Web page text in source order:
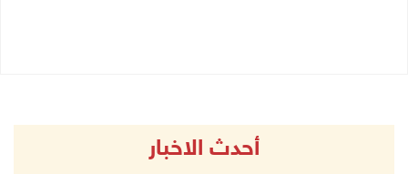
أحدث الاخبار